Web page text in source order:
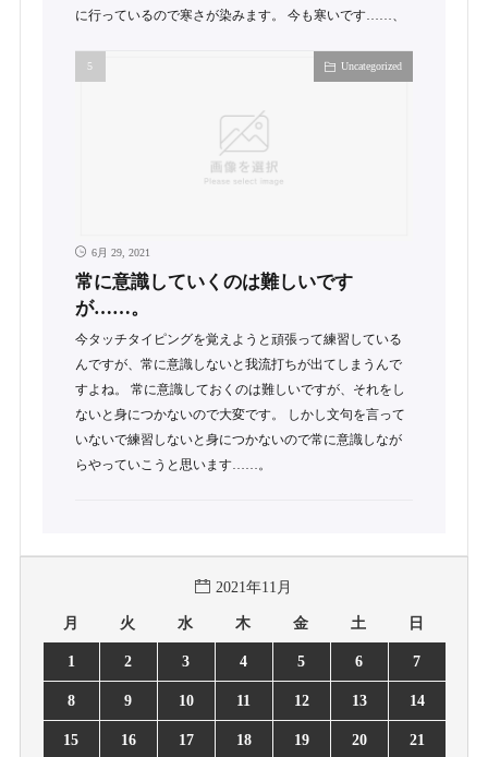
に行っているので寒さが染みます。 今も寒いです……、
Uncategorized
6月 29, 2021
常に意識していくのは難しいです
が……。
今タッチタイピングを覚えようと頑張って練習している
んですが、常に意識しないと我流打ちが出てしまうんで
すよね。 常に意識しておくのは難しいですが、それをし
ないと身につかないので大変です。 しかし文句を言って
いないで練習しないと身につかないので常に意識しなが
らやっていこうと思います……。
2021年11月
月 火 水 木 金 土 日
1 2 3 4 5 6 7
8 9 10 11 12 13 14
15 16 17 18 19 20 21